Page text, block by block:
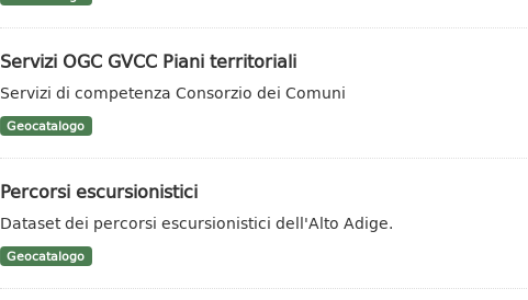
Servizi OGC GVCC Piani territoriali
Servizi di competenza Consorzio dei Comuni
Geocatalogo
Percorsi escursionistici
Dataset dei percorsi escursionistici dell'Alto Adige.
Geocatalogo